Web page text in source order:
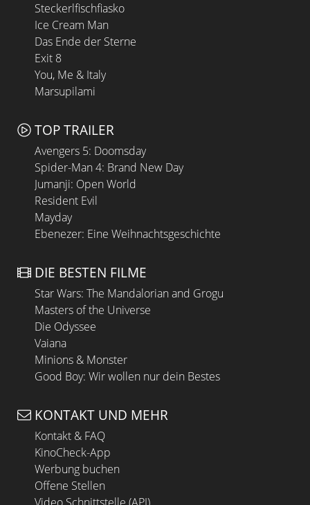
Steckerlfischfiasko
Ice Cream Man
Das Ende der Sterne
Exit 8
You, Me & Italy
Marsupilami
TOP TRAILER
Avengers 5: Doomsday
Spider-Man 4: Brand New Day
Jumanji: Open World
Resident Evil
Mayday
Ebenezer: Eine Weihnachtsgeschichte
DIE BESTEN FILME
Star Wars: The Mandalorian and Grogu
Masters of the Universe
Die Odyssee
Vaiana
Minions & Monster
Good Boy: Wir wollen nur dein Bestes
KONTAKT UND MEHR
Kontakt & FAQ
KinoCheck-App
Werbung buchen
Offene Stellen
Video Schnittstelle (API)